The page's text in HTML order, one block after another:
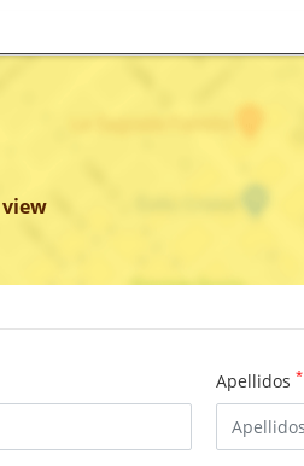
Apellidos *